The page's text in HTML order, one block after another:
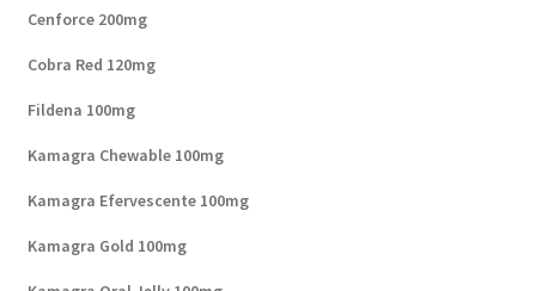
Cenforce 200mg
Cobra Red 120mg
Fildena 100mg
Kamagra Chewable 100mg
Kamagra Efervescente 100mg
Kamagra Gold 100mg